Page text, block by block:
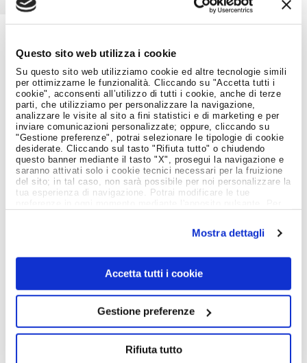
Questo sito web utilizza i cookie
Su questo sito web utilizziamo cookie ed altre tecnologie simili
per ottimizzarne le funzionalità. Cliccando su "Accetta tutti i
cookie", acconsenti all’utilizzo di tutti i cookie, anche di terze
parti, che utilizziamo per personalizzare la navigazione,
analizzare le visite al sito a fini statistici e di marketing e per
inviare comunicazioni personalizzate; oppure, cliccando su
"Gestione preferenze", potrai selezionare le tipologie di cookie
desiderate. Cliccando sul tasto "Rifiuta tutto" o chiudendo
questo banner mediante il tasto "X", prosegui la navigazione e
saranno attivati solo i cookie tecnici necessari per la fruizione
del sito; in tal caso, non sarà possibile per noi personalizzare la
tua esperienza di navigazione. Potrai modificare le tue
Mostra dettagli
Accetta tutti i cookie
Gestione preferenze
Rifiuta tutto
Job Meeting
MAGAZINE
Notizie dal Mondo del Lavoro